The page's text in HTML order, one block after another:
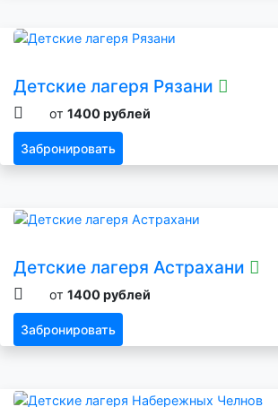
Детские лагеря Рязани
от 1400 рублей
Забронировать
Детские лагеря Астрахани
от 1400 рублей
Забронировать